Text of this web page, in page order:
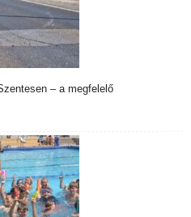
– a megfelelő